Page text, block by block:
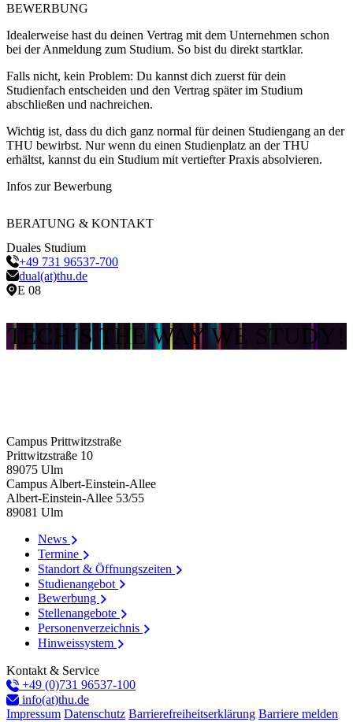
Copyright: Technische Hochschule Ulm
BEWERBUNG
Idealerweise hast du deinen Vertrag mit dem Unternehmen schon
bei der Anmeldung zum Studium. So bist du direkt startklar.
Falls nicht, kein Problem: Du kannst dich zuerst für dein
Studienfach entscheiden und den Vertrag später im Studium
abschließen und nachreichen.
Wichtig ist, dass du dich ganz normal für deinen Studiengang an der
THU bewirbst. Nur wenn du einen Studienplatz an der THU
erhältst, kannst du ein Studium mit vertiefter Praxis absolvieren.
Infos zur Bewerbung
BERATUNG & KONTAKT
Duales Studium
+49 731 96537-700
dual(at)thu.de
E 08
TECH´S THE WAY WE STUDY!
Campus Prittwitzstraße
Prittwitzstraße 10
89075 Ulm
Campus Albert-Einstein-Allee
Albert-Einstein-Allee 53/​55
89081 Ulm
News
Termine
Standort & Öffnungszeiten
Studienangebot
Bewerbung
Stellenangebote
Personenverzeichnis
Hinweissystem
Kontakt & Service
+49 (0)731 96537-100
info(at)thu.de
Impressum Datenschutz Barrierefreiheitserklärung Barriere melden